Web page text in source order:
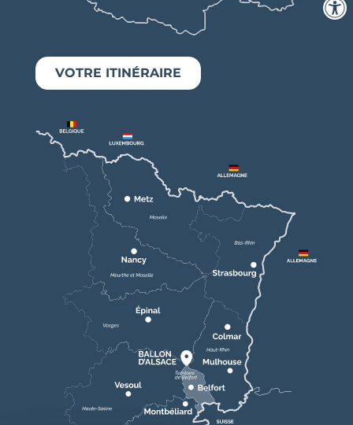
VOTRE ITINÉRAIRE